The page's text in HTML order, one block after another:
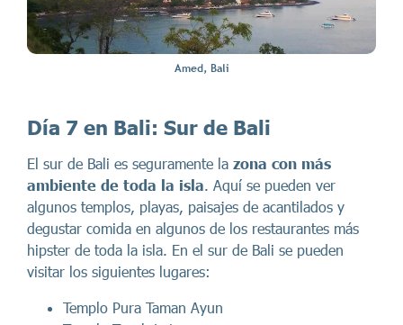
Amed, Bali
Día 7 en Bali: Sur de Bali
El sur de Bali es seguramente la zona con más
ambiente de toda la isla. Aquí se pueden ver
algunos templos, playas, paisajes de acantilados y
degustar comida en algunos de los restaurantes más
hipster de toda la isla. En el sur de Bali se pueden
visitar los siguientes lugares:
Templo Pura Taman Ayun